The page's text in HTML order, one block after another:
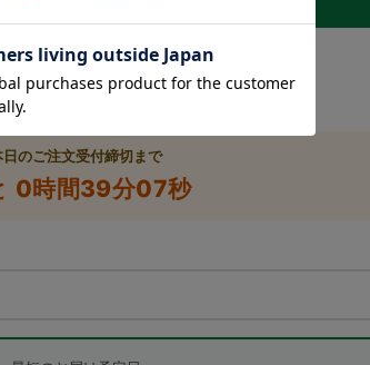
（火）に発送予定です。
日のご注文受付締切まで
0時間39分07秒